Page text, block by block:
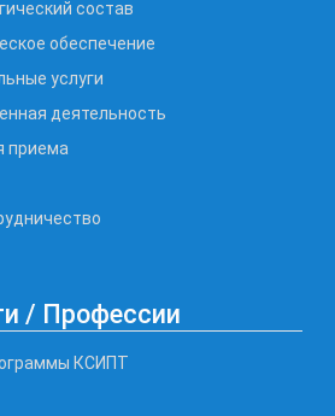
состав
обеспечение
услуги
деятельность
приема
/ Профессии
КСИПТ